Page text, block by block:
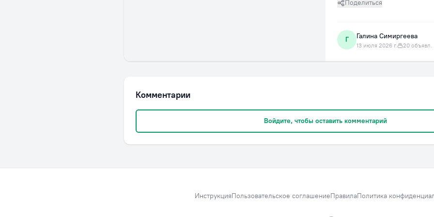
Поделиться
Г Галина Симиргеева
13 июля 2026 г. 20 объявл.
Комментарии
Войдите, чтобы оставить комментарий
ИнструкцияПользовательское соглашениеПравилаПолитика